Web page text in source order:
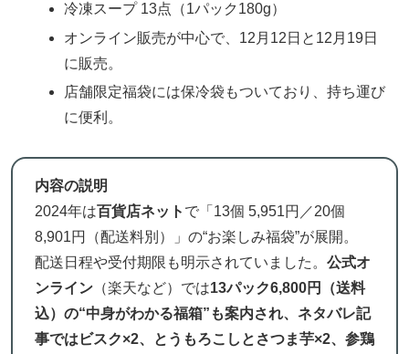
冷凍スープ 13点（1パック180g）
オンライン販売が中心で、12月12日と12月19日
に販売。
店舗限定福袋には保冷袋もついており、持ち運び
に便利。
内容の説明
2024年は百貨店ネット で「13個 5,951円／20個
8,901円（配送料別）」の“お楽しみ福袋”が展開。
配送日程や受付期限も明示されていました。 公式オ
ンライン （楽天など）では13パック6,800円（送料
込）の“中身がわかる福箱”も案内され、ネタバレ記
事ではビスク×2、とうもろこしとさつま芋×2、参鶏